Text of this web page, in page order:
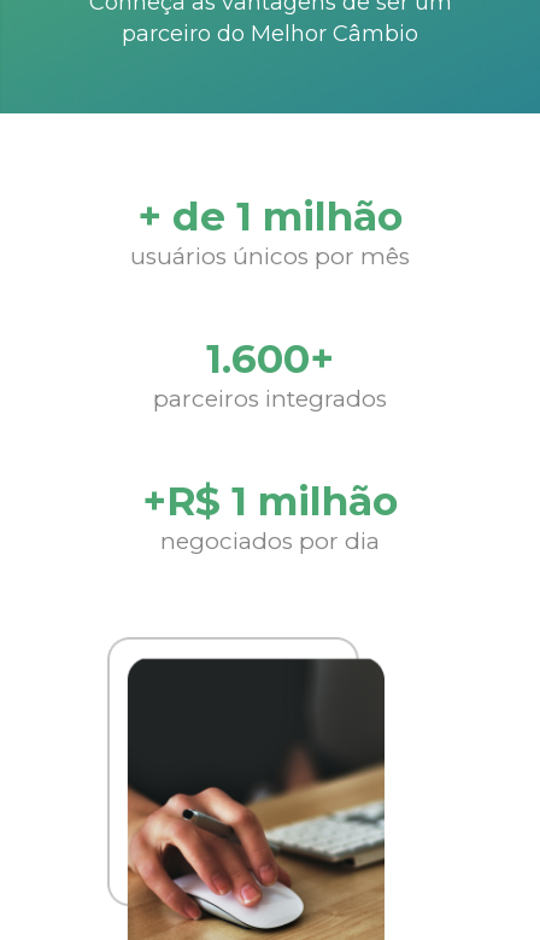
parceiro do Melhor Câmbio
+ de 1 milhão
usuários únicos por mês
1.600+
parceiros integrados
+R$ 1 milhão
negociados por dia